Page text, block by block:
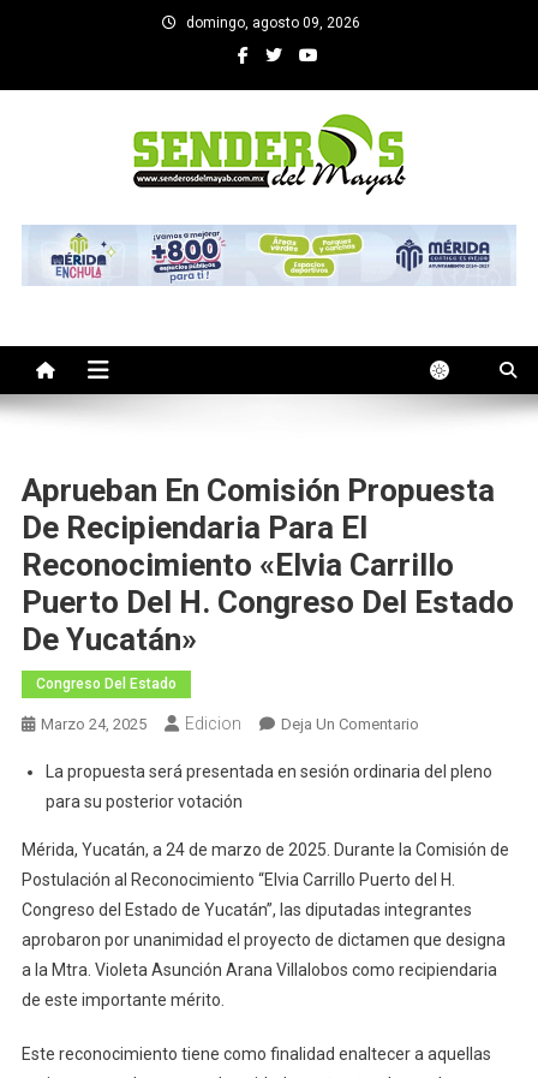
domingo, agosto 09, 2026
SENDEROS DEL MAYAB
Aprueban En Comisión Propuesta
De Recipiendaria Para El
Reconocimiento «Elvia Carrillo
Puerto Del H. Congreso Del Estado
De Yucatán»
Congreso Del Estado
Marzo 24, 2025 Edicion Deja Un ComentarioEn
En
De
Recipiendaria
Para
El
Reconocimiento
Puerto
La propuesta será presentada en sesión ordinaria del pleno
para su posterior votación
Mérida, Yucatán, a 24 de marzo de 2025. Durante la Comisión de
Postulación al Reconocimiento “Elvia Carrillo Puerto del H.
Congreso del Estado de Yucatán”, las diputadas integrantes
aprobaron por unanimidad el proyecto de dictamen que designa
a la Mtra. Violeta Asunción Arana Villalobos como recipiendaria
de este importante mérito.
Este reconocimiento tiene como finalidad enaltecer a aquellas